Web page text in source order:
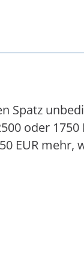
Spatz
oder
EUR